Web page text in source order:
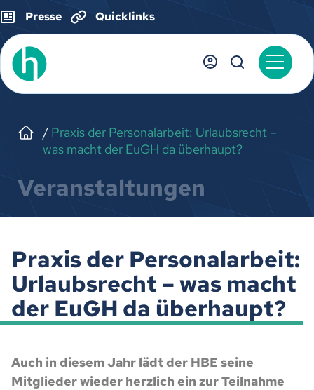
Presse Quicklinks
Praxis der Personalarbeit: Urlaubsrecht –
was macht der EuGH da überhaupt?
Veranstaltungen
Praxis der Personalarbeit:
Urlaubsrecht – was macht
der EuGH da überhaupt?
Auch in diesem Jahr lädt der HBE seine
Mitglieder wieder herzlich ein zur Teilnahme